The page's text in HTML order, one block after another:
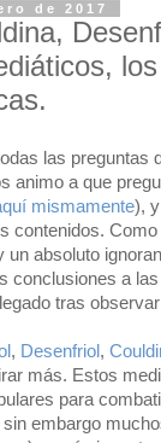
de 2017
las preguntas
animo a que
mismamente),
contenidos.
absoluto
conclusiones a
tras
, Desenfriol ,
más. Estos
para
embargo